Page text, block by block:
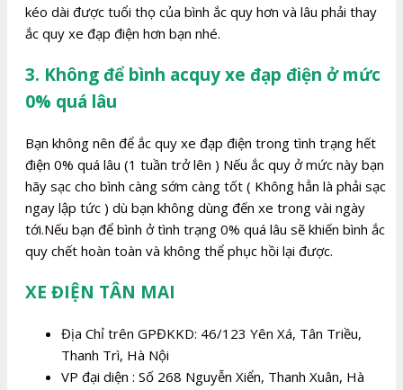
kéo dài được tuổi thọ của bình ắc quy hơn và lâu phải thay
ắc quy xe đạp điện hơn bạn nhé.
3. Không để bình acquy xe đạp điện ở mức
0% quá lâu
Bạn không nên để ắc quy xe đạp điện trong tình trạng hết
điện 0% quá lâu (1 tuần trở lên ) Nếu ắc quy ở mức này bạn
hãy sạc cho bình càng sớm càng tốt ( Không hẳn là phải sạc
ngay lập tức ) dù bạn không dùng đến xe trong vài ngày
tới.Nếu bạn để bình ở tình trạng 0% quá lâu sẽ khiến bình ắc
quy chết hoàn toàn và không thể phục hồi lại được.
XE ĐIỆN TÂN MAI
Địa Chỉ trên GPĐKKD: 46/123 Yên Xá, Tân Triều,
Thanh Trì, Hà Nội
VP đại diện : Số 268 Nguyễn Xiển, Thanh Xuân, Hà